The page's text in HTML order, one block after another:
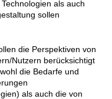
als auch
sollen
die Perspektiven von
Nutzern berücksichtigt
die Bedarfe und
als auch die von